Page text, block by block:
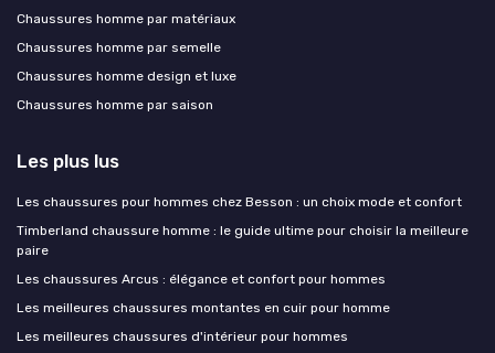
Chaussures homme par matériaux
Chaussures homme par semelle
Chaussures homme design et luxe
Chaussures homme par saison
Les plus lus
Les chaussures pour hommes chez Besson : un choix mode et confort
Timberland chaussure homme : le guide ultime pour choisir la meilleure
paire
Les chaussures Arcus : élégance et confort pour hommes
Les meilleures chaussures montantes en cuir pour homme
Les meilleures chaussures d'intérieur pour hommes